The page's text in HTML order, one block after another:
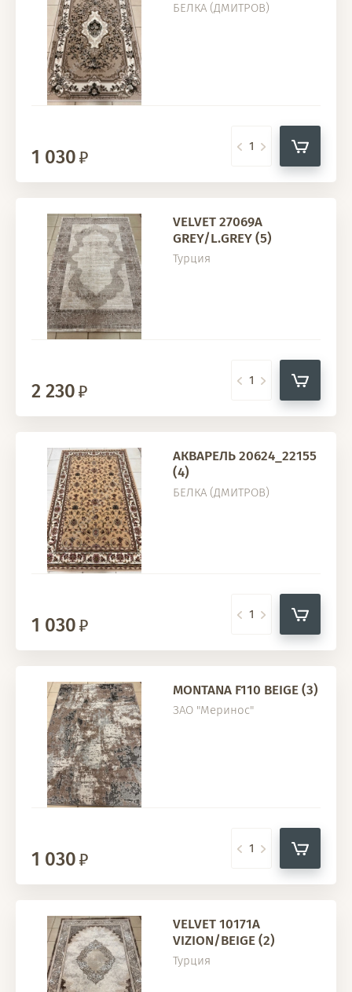
БЕЛКА (ДМИТРОВ)
1 030
VELVET 27069A
GREY/L.GREY (5)
Турция
2 230
АКВАРЕЛЬ 20624_22155
(4)
БЕЛКА (ДМИТРОВ)
1 030
MONTANA F110 BEIGE (3)
ЗАО "Меринос"
1 030
VELVET 10171A
VIZION/BEIGE (2)
Турция